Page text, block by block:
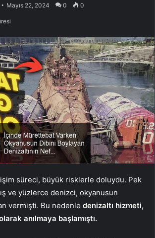
Mayıs 22, 2024 0 0
süreci, büyük risklerle doluydu. Pek
ve yüzlerce denizci, okyanusun
vermişti. Bu nedenle denizaltı hizmeti,
anılmaya başlamıştı.